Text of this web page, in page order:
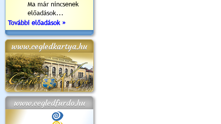
Ma már nincsenek
előadások...
További előadások »
www.cegledkartya.hu
www.cegledfurdo.hu